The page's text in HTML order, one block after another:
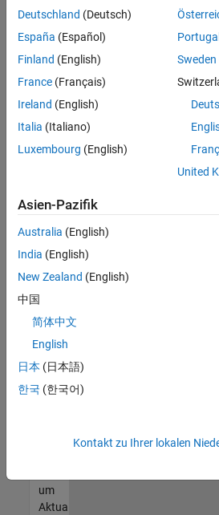
können
die
Suchkriterien
weiter
fassen
oder
alle
Stellenangebote
anzeigen .
noch
keine
offenen
Stellen
können,
die
Ihren
entsprechen,
werden
unseres
um
Aktualisierungen
Deutschland (Deutsch)
España (Español)
Finland (English)
France (Français)
Ireland (English)
Italia (Italiano)
Luxembourg (English)
Portugal
Sweden
United
Asien-Pazifik
Australia (English)
India (English)
New Zealand (English)
中国
简体中文
English
日本 (日本語)
한국 (한국어)
Kontakt zu Ihrer lokalen